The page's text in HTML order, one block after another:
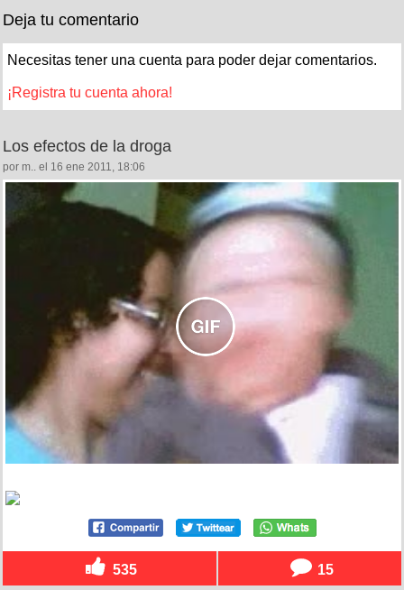
Deja tu comentario
Necesitas tener una cuenta para poder dejar comentarios.
¡Registra tu cuenta ahora!
Los efectos de la droga
por m.. el 16 ene 2011, 18:06
535 15